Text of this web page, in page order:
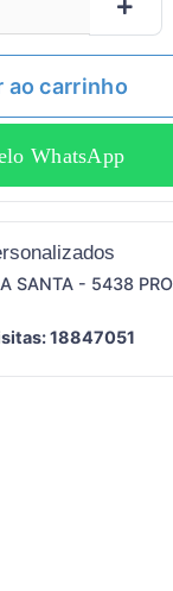
ao carrinho
WhatsApp
SANTA - 5438
18847051